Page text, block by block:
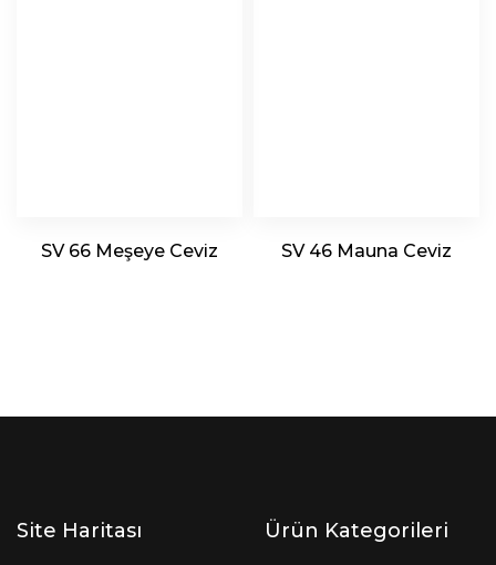
SV 66 Meşeye Ceviz SV 46 Mauna Ceviz
Site Haritası Ürün Kategorileri